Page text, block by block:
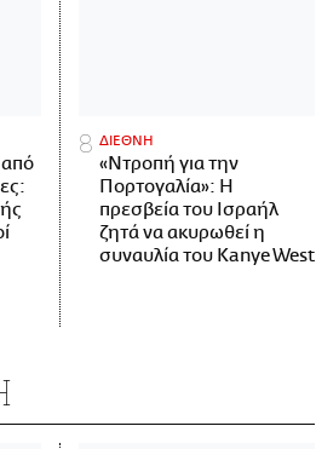
από
ΔΙΕΘΝΗ
«Ντροπή για την
Πορτογαλία»: Η
πρεσβεία του Ισραήλ
ζητά να ακυρωθεί η
συναυλία του Kanye West